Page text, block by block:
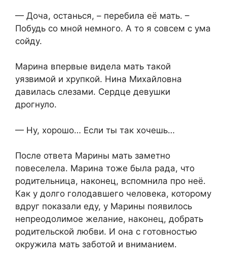
— Доча, останься, – перебила её мать. –
Побудь со мной немного. А то я совсем с ума
сойду.
Марина впервые видела мать такой
уязвимой и хрупкой. Нина Михайловна
давилась слезами. Сердце девушки
дрогнуло.
— Ну, хорошо… Если ты так хочешь…
После ответа Марины мать заметно
повеселела. Марина тоже была рада, что
родительница, наконец, вспомнила про неё.
Как у долго голодавшего человека, которому
вдруг показали еду, у Марины появилось
непреодолимое желание, наконец, добрать
родительской любви. И она с готовностью
окружила мать заботой и вниманием.